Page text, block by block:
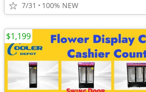
7/31 100% NEW
$1,199